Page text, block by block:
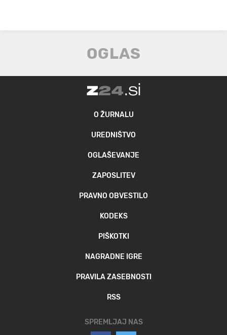
O ŽURNALU
UREDNIŠTVO
OGLAŠEVANJE
ZAPOSLITEV
PRAVNO OBVESTILO
KODEKS
PIŠKOTKI
NAGRADNE IGRE
PRAVILA ZASEBNOSTI
RSS
SPREMLJAJ NAS